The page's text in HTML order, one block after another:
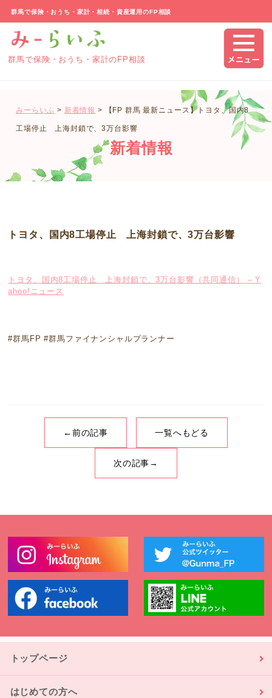
群馬で保険・おうち・家計・相続・資産運用のFP相談
群馬で保険・おうち・家計のFP相談
みーらいふ > 新着情報 > 【FP 群馬 最新ニュース】トヨタ、国内8
工場停止 上海封鎖で、3万台影響
新着情報
トヨタ、国内8工場停止 上海封鎖で、3万台影響
トヨタ、国内8工場停止 上海封鎖で、3万台影響（共同通信） – Y
ahoo!ニュース
#群馬FP #群馬ファイナンシャルプランナー
←前の記事 一覧へもどる
次の記事→
トップページ
はじめての方へ